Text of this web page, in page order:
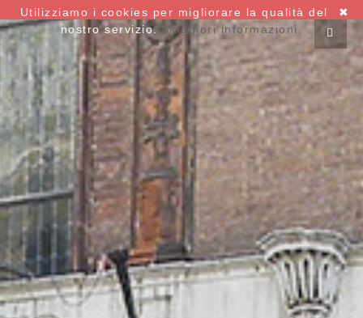
✖
Utilizziamo i cookies per migliorare la qualità del
nostro servizio. Maggiori informazioni.